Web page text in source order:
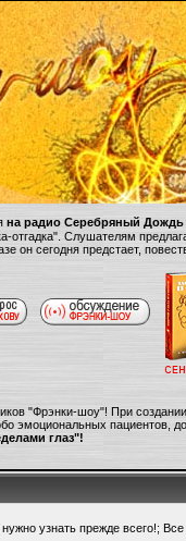
на радио Серебряный Дождь
отгадка". Слушателям
он сегодня предстает,
"Фрэнки-шоу"! При
эмоциональных пациентов,
глаз"!
узнать прежде всего!;